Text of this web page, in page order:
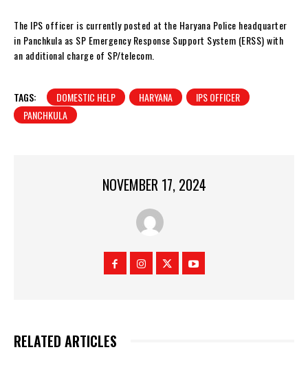
The IPS officer is currently posted at the Haryana Police headquarter
in Panchkula as SP Emergency Response Support System (ERSS) with
an additional charge of SP/telecom.
TAGS: DOMESTIC HELP HARYANA
IPS OFFICER
PANCHKULA
NOVEMBER 17, 2024
RELATED ARTICLES